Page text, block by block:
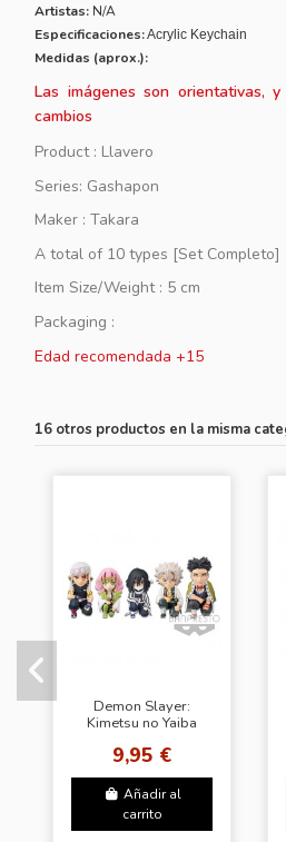
Artistas: N/A
Especificaciones:Acrylic Keychain
Medidas (aprox.):
Las imágenes son orientativas,
cambios
Product : Llavero
Series: Gashapon
Maker : Takara
A total of 10 types [Set Completo]
Item Size/Weight : 5 cm
Packaging :
Edad recomendada +15
16 otros productos en la misma
Demon Slayer:
Kimetsu no Yaiba
COLLECTABLE
FIGURE - You're in the
presence of...
9,95 €
Añadir al
carrito